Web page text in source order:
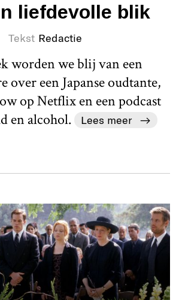
liefdevolle blik
Tekst Redactie
worden we blij van een
over een Japanse oudtante,
op Netflix en een podcast
en alcohol.
Lees meer